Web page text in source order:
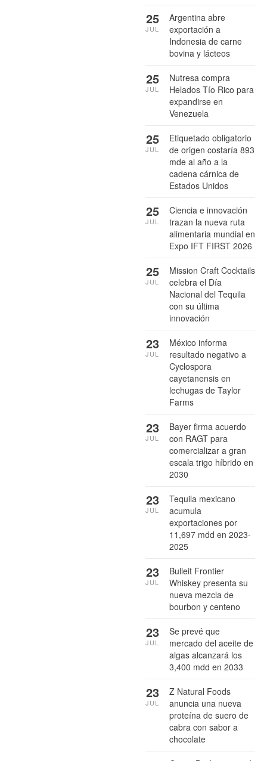
Argentina abre
exportación a
Indonesia de carne
bovina y lácteos
25
JUL
Nutresa compra
Helados Tío Rico para
expandirse en
Venezuela
25
JUL
Etiquetado obligatorio
de origen costaría 893
mde al año a la
cadena cárnica de
Estados Unidos
25
JUL
Ciencia e innovación
trazan la nueva ruta
alimentaria mundial en
Expo IFT FIRST 2026
25
JUL
Mission Craft Cocktails
celebra el Día
Nacional del Tequila
con su última
innovación
25
JUL
México informa
resultado negativo a
Cyclospora
cayetanensis en
lechugas de Taylor
Farms
23
JUL
Bayer firma acuerdo
con RAGT para
comercializar a gran
escala trigo híbrido en
2030
23
JUL
Tequila mexicano
acumula
exportaciones por
11,697 mdd en 2023-
2025
23
JUL
Bulleit Frontier
Whiskey presenta su
nueva mezcla de
bourbon y centeno
23
JUL
Se prevé que
mercado del aceite de
algas alcanzará los
3,400 mdd en 2033
23
JUL
Z Natural Foods
anuncia una nueva
proteína de suero de
cabra con sabor a
chocolate
23
JUL